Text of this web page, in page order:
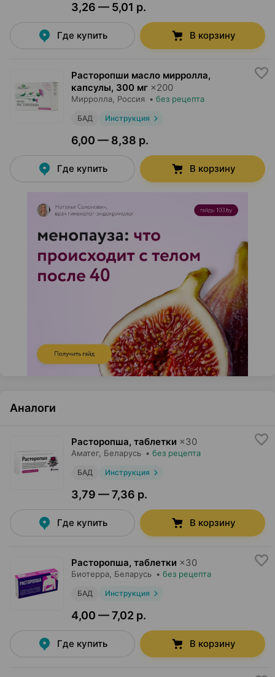
3,26 — 5,01 р.
Где купить В корзину
Расторопши масло мирролла,
капсулы, 300 мг ×200
Мирролла , Россия • без рецепта
БАД Инструкция
6,00 — 8,38 р.
Где купить В корзину
Аналоги
Расторопша, таблетки ×30
Аматег, Беларусь • без рецепта
БАД Инструкция
3,79 — 7,36 р.
Где купить В корзину
Расторопша, таблетки ×30
Биотерра , Беларусь • без рецепта
БАД Инструкция
4,00 — 7,02 р.
Где купить В корзину